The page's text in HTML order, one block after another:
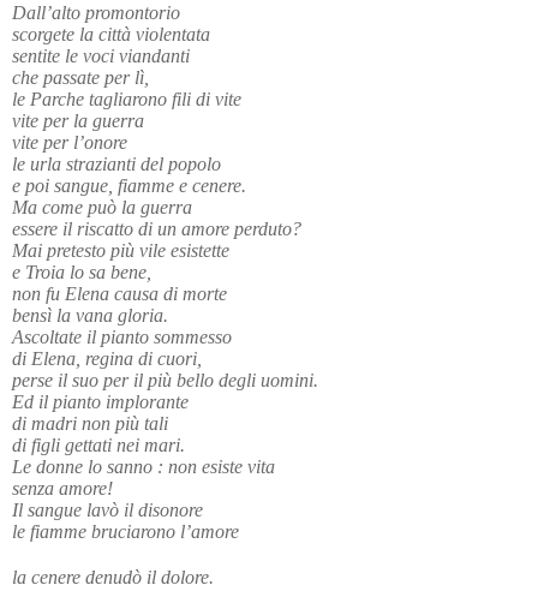
Dall’alto promontorio
scorgete la città violentata
sentite le voci viandanti
che passate per lì,
le Parche tagliarono fili di vite
vite per la guerra
vite per l’onore
le urla strazianti del popolo
e poi sangue, fiamme e cenere.
Ma come può la guerra
essere il riscatto di un amore perduto?
Mai pretesto più vile esistette
e Troia lo sa bene,
non fu Elena causa di morte
bensì la vana gloria.
Ascoltate il pianto sommesso
di Elena, regina di cuori,
perse il suo per il più bello degli uomini.
Ed il pianto implorante
di madri non più tali
di figli gettati nei mari.
Le donne lo sanno : non esiste vita
senza amore!
Il sangue lavò il disonore
le fiamme bruciarono l’amore
la cenere denudò il dolore.